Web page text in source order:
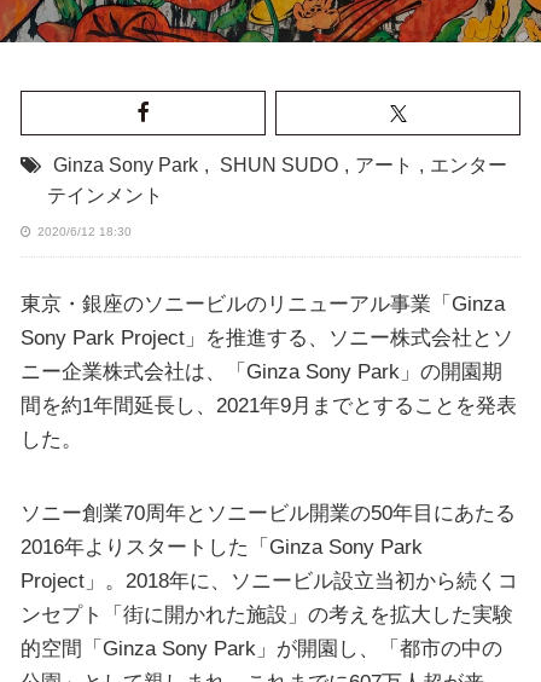
Ginza Sony Park , SHUN SUDO , アート , エンター
テインメント
2020/6/12 18:30
東京・銀座のソニービルのリニューアル事業「Ginza
Sony Park Project」を推進する、ソニー株式会社とソ
ニー企業株式会社は、「Ginza Sony Park」の開園期
間を約1年間延長し、2021年9月までとすることを発表
した。
ソニー創業70周年とソニービル開業の50年目にあたる
2016年よりスタートした「Ginza Sony Park
Project」。2018年に、ソニービル設立当初から続くコ
ンセプト「街に開かれた施設」の考えを拡大した実験
的空間「Ginza Sony Park」が開園し、「都市の中の